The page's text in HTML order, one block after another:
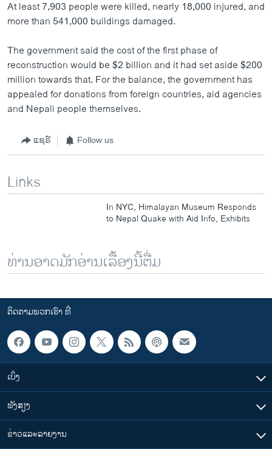
At least 7,903 people were killed, nearly 18,000 injured, and
more than 541,000 buildings damaged.
The government said the cost of the first phase of
reconstruction would be $2 billion and it had set aside $200
million towards that. For the balance, the government has
appealed for donations from foreign countries, aid agencies
and Nepali people themselves.
ແຊຣ໌ Follow us
Links
In NYC, Himalayan Museum Responds
to Nepal Quake with Aid Info, Exhibits
ທ່ານອາດມັກອ່ານເລື້ອງນີ້ຕື່ມ
ຕິດຕາມພວກເຮົາ ທີ່
ເບິ່ງ
ຟັງສຽງ
ຂ່າວແລະລາຍງານ